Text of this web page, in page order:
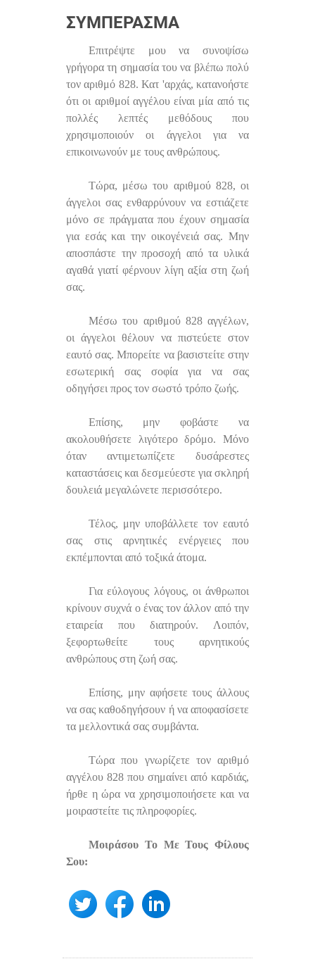
ΣΥΜΠΈΡΑΣΜΑ
Επιτρέψτε μου να συνοψίσω
γρήγορα τη σημασία του να βλέπω πολύ
τον αριθμό 828. Κατ 'αρχάς, κατανοήστε
ότι οι αριθμοί αγγέλου είναι μία από τις
πολλές λεπτές μεθόδους που
χρησιμοποιούν οι άγγελοι για να
επικοινωνούν με τους ανθρώπους.
Τώρα, μέσω του αριθμού 828, οι
άγγελοι σας ενθαρρύνουν να εστιάζετε
μόνο σε πράγματα που έχουν σημασία
για εσάς και την οικογένειά σας. Μην
αποσπάστε την προσοχή από τα υλικά
αγαθά γιατί φέρνουν λίγη αξία στη ζωή
σας.
Μέσω του αριθμού 828 αγγέλων,
οι άγγελοι θέλουν να πιστεύετε στον
εαυτό σας. Μπορείτε να βασιστείτε στην
εσωτερική σας σοφία για να σας
οδηγήσει προς τον σωστό τρόπο ζωής.
Επίσης, μην φοβάστε να
ακολουθήσετε λιγότερο δρόμο. Μόνο
όταν αντιμετωπίζετε δυσάρεστες
καταστάσεις και δεσμεύεστε για σκληρή
δουλειά μεγαλώνετε περισσότερο.
Τέλος, μην υποβάλλετε τον εαυτό
σας στις αρνητικές ενέργειες που
εκπέμπονται από τοξικά άτομα.
Για εύλογους λόγους, οι άνθρωποι
κρίνουν συχνά ο ένας τον άλλον από την
εταιρεία που διατηρούν. Λοιπόν,
ξεφορτωθείτε τους αρνητικούς
ανθρώπους στη ζωή σας.
Επίσης, μην αφήσετε τους άλλους
να σας καθοδηγήσουν ή να αποφασίσετε
τα μελλοντικά σας συμβάντα.
Τώρα που γνωρίζετε τον αριθμό
αγγέλου 828 που σημαίνει από καρδιάς,
ήρθε η ώρα να χρησιμοποιήσετε και να
μοιραστείτε τις πληροφορίες.
Μοιράσου Το Με Τους Φίλους
Σου: